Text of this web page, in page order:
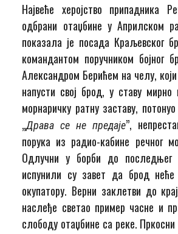
Највеће херојство припадника
одбрани отаџбине у Априлском
показала је посада Краљевског
командантом поручником бојног
Александром Берићем на челу,
напусти свој брод, у ставу мирно
морнаричку ратну заставу,
„Драва се не предаје”,
порука из радио-кабине речног
Одлучни у борби до последњег
испунили су завет да брод
окупатору. Верни заклетви до
наслеђе светао пример часне и
слободу отаџбине са реке.